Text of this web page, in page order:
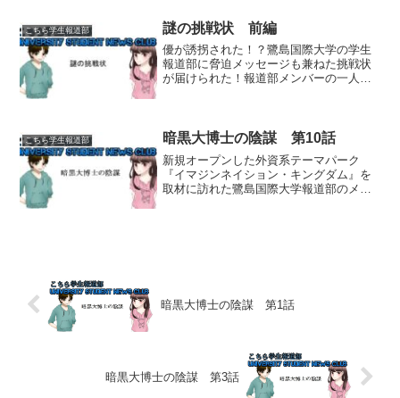
の話から、賢龍が何者かに脅迫されてい
ることを知る。そして洸...
こちら学生報道部 謎の挑戦状 前編
優が誘拐された！？鷺島国際大学の学生
報道部に脅迫メッセージも兼ねた挑戦状
が届けられた！報道部メンバーの一人で
洞窟まで小寺洸介、桜庭陽...
こちら学生報道部 暗黒大博士の陰謀 第10話
新規オープンした外資系テーマパーク
『イマジンネイション・キングダム』を
取材に訪れた鷺島国際大学報道部のメン
暗黒大博士の陰謀 第1話
暗黒大博士の陰謀 第3話